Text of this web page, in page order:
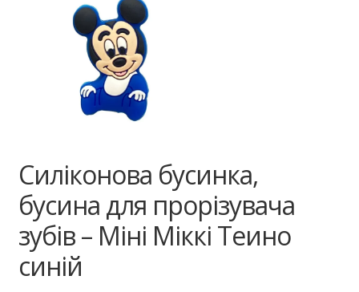
Силіконова бусинка,
бусина для прорізувача
зубів – Міні Міккі Теино
синій